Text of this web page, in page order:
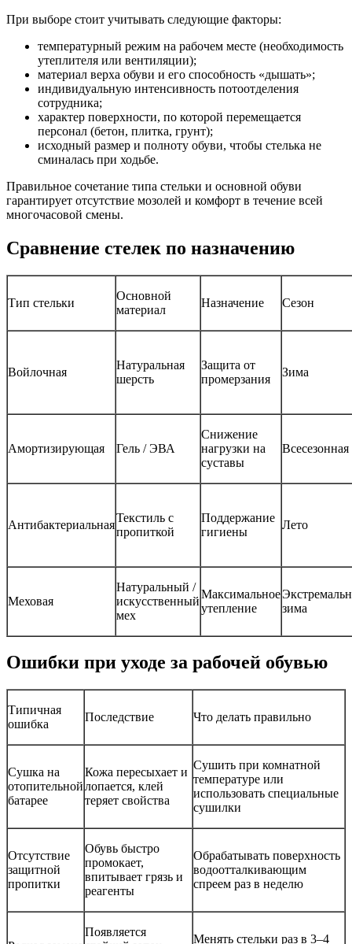
При выборе стоит учитывать следующие факторы:
температурный режим на рабочем месте (необходимость
утеплителя или вентиляции);
материал верха обуви и его способность «дышать»;
индивидуальную интенсивность потоотделения
сотрудника;
характер поверхности, по которой перемещается
персонал (бетон, плитка, грунт);
исходный размер и полноту обуви, чтобы стелька не
сминалась при ходьбе.
Правильное сочетание типа стельки и основной обуви
гарантирует отсутствие мозолей и комфорт в течение всей
многочасовой смены.
Сравнение стелек по назначению
Тип стельки
Основной
материал
Назначение Сезон
Войлочная
Натуральная
шерсть
Защита от
промерзания
Зима
Амортизирующая Гель / ЭВА
Снижение
нагрузки на
суставы
Всесезонная
Антибактериальная
Текстиль с
пропиткой
Поддержание
гигиены
Лето
Меховая
Натуральный /
искусственный
мех
Максимальное
утепление
зима
Ошибки при уходе за рабочей обувью
Типичная
ошибка
Последствие Что делать правильно
Сушка на
отопительной
батарее
Кожа пересыхает и
лопается, клей
теряет свойства
Сушить при комнатной
температуре или
использовать специальные
сушилки
Отсутствие
защитной
пропитки
Обувь быстро
промокает,
впитывает грязь и
реагенты
Обрабатывать поверхность
водоотталкивающим
спреем раз в неделю
Появляется
Менять стельки раз в 3–4